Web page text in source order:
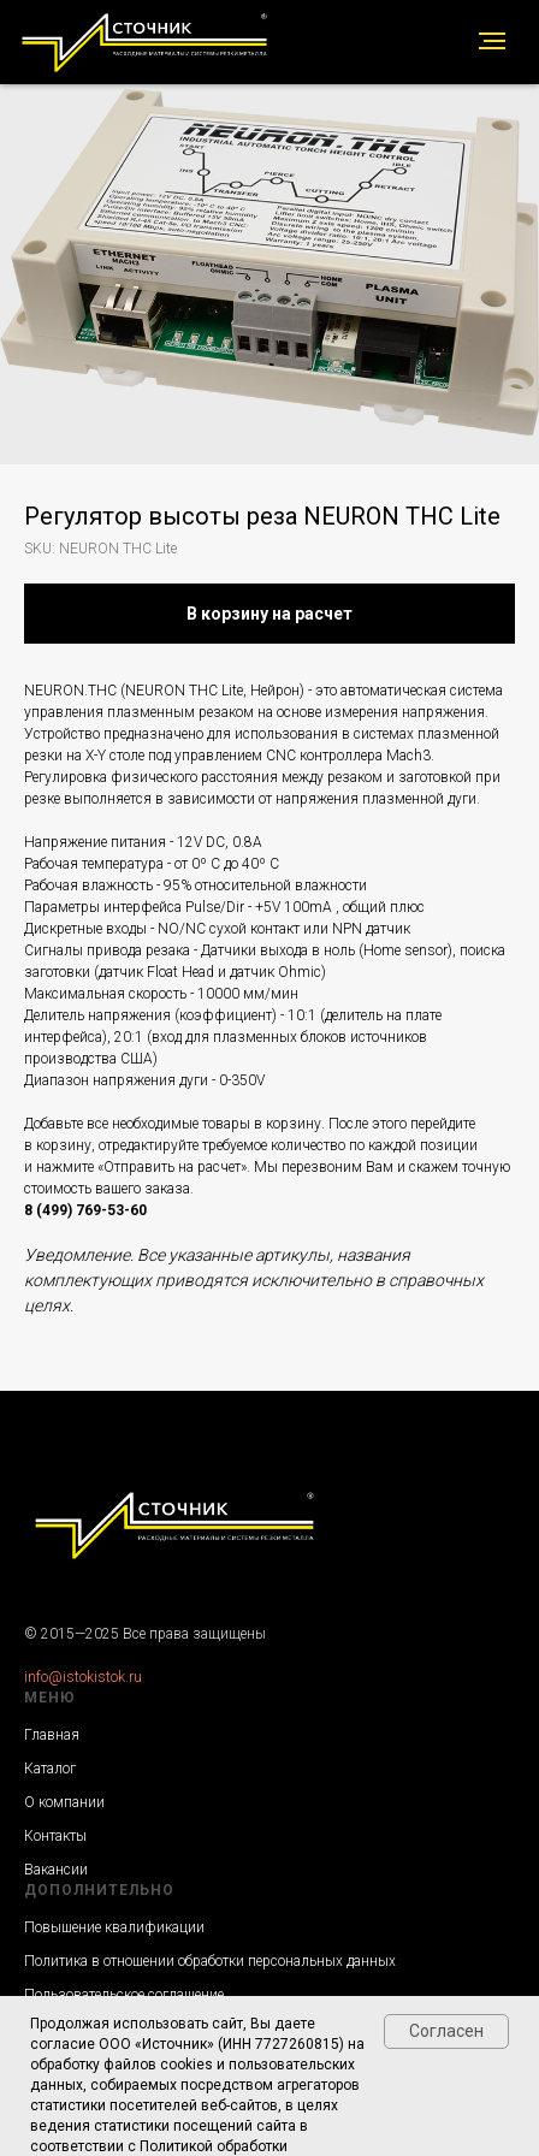
Регулятор высоты реза NEURON THC Lite
SKU: NEURON THC Lite
В корзину на расчет
NEURON.THC (NEURON THC Lite, Нейрон) - это автоматическая система
управления плазменным резаком на основе измерения напряжения.
Устройство предназначено для использования в системах плазменной
резки на X-Y столе под управлением CNC контроллера Mach3.
Регулировка физического расстояния между резаком и заготовкой при
резке выполняется в зависимости от напряжения плазменной дуги.
Напряжение питания - 12V DC, 0.8A
Рабочая температура - от 0º C до 40º C
Рабочая влажность - 95% относительной влажности
Параметры интерфейса Pulse/Dir - +5V 100mA , общий плюс
Дискретные входы - NO/NC сухой контакт или NPN датчик
Сигналы привода резака - Датчики выхода в ноль (Home sensor), поиска
заготовки (датчик Float Head и датчик Ohmic)
Максимальная скорость - 10000 мм/мин
Делитель напряжения (коэффициент) - 10:1 (делитель на плате
интерфейса), 20:1 (вход для плазменных блоков источников
производства США)
Диапазон напряжения дуги - 0-350V
Добавьте все необходимые товары в корзину. После этого перейдите
в корзину, отредактируйте требуемое количество по каждой позиции
и нажмите «Отправить на расчет». Мы перезвоним Вам и скажем точную
стоимость вашего заказа.
8 (499) 769-53-60
Уведомление. Все указанные артикулы, названия
комплектующих приводятся исключительно в справочных
целях.
© 2015—2025 Все права защищены
info@istokistok.ru
МЕНЮ
Главная
Каталог
О компании
Контакты
Вакансии
ДОПОЛНИТЕЛЬНО
Повышение квалификации
Политика в отношении обработки персональных данных
Пользовательское соглашение
Согласие на обработку персональных данных
Задайте нам вопросы!
Продолжая использовать сайт, Вы даете
согласие ООО «Источник» (ИНН 7727260815) на
обработку файлов cookies и пользовательских
данных, собираемых посредством агрегаторов
статистики посетителей веб-сайтов, в целях
ведения статистики посещений сайта в
соответствии с Политикой обработки
Согласен